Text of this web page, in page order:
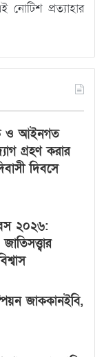
নোটিশ প্রত্যাহার
ও আইনগত
গ্রহণ করার
দিবসে
২০২৬:
জাককানইবি,